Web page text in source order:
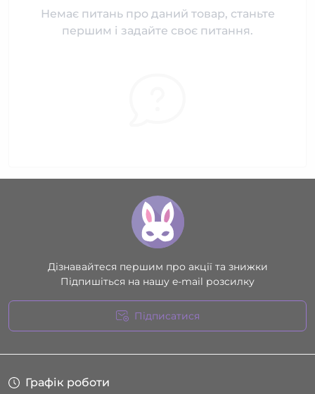
Немає питань про даний товар, станьте
першим і задайте своє питання.
Дізнавайтеся першим про акції та знижки
Підпишіться на нашу e-mail розсилку
Підписатися
Графік роботи